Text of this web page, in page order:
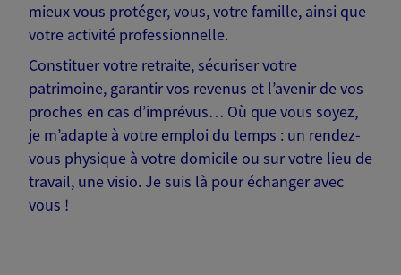
mieux vous protéger, vous, votre famille, ainsi que
votre activité professionnelle.
Constituer votre retraite, sécuriser votre
patrimoine, garantir vos revenus et l’avenir de vos
proches en cas d’imprévus… Où que vous soyez,
je m’adapte à votre emploi du temps : un rendez-
vous physique à votre domicile ou sur votre lieu de
travail, une visio. Je suis là pour échanger avec
vous !